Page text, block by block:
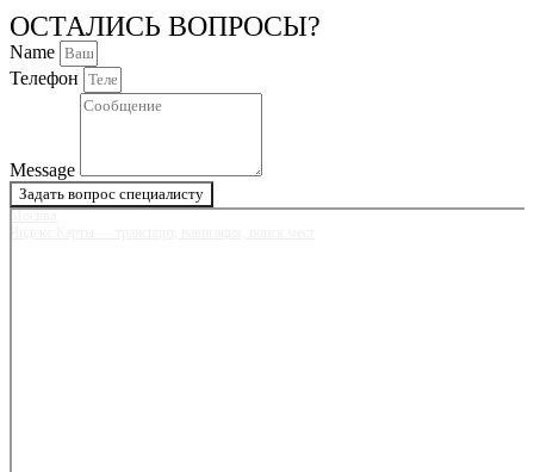
ОСТАЛИСЬ ВОПРОСЫ?
Name
Телефон
Message
Задать вопрос специалисту